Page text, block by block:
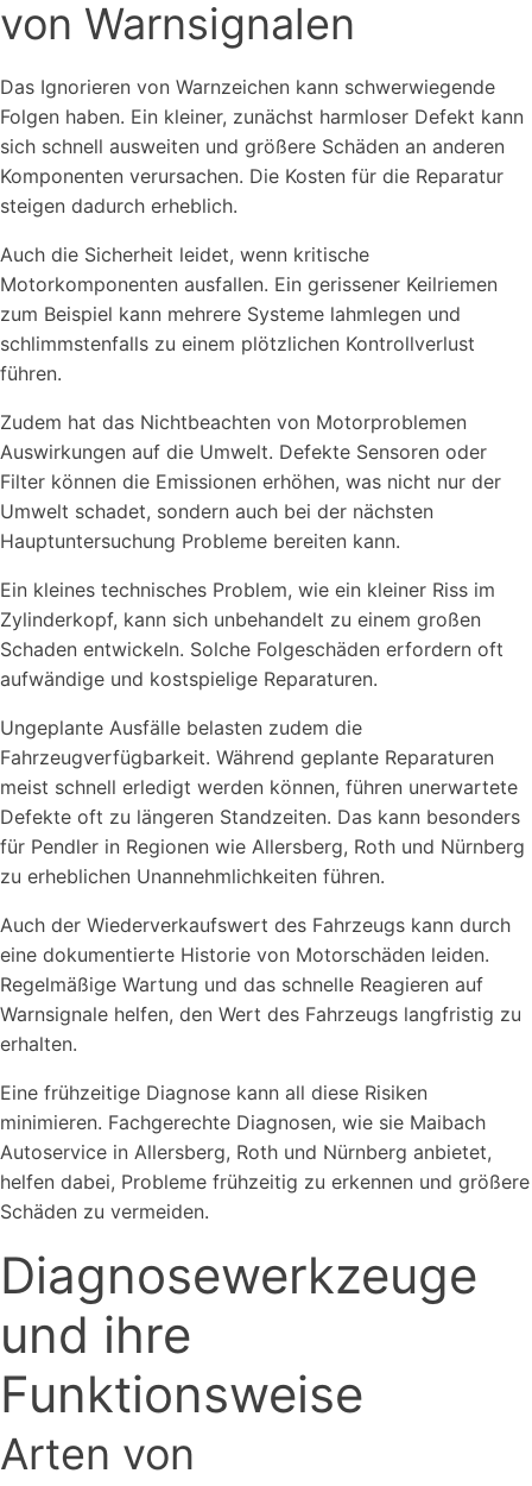
von Warnsignalen
Das Ignorieren von Warnzeichen kann schwerwiegende
Folgen haben. Ein kleiner, zunächst harmloser Defekt kann
sich schnell ausweiten und größere Schäden an anderen
Komponenten verursachen. Die Kosten für die Reparatur
steigen dadurch erheblich.
Auch die Sicherheit leidet, wenn kritische
Motorkomponenten ausfallen. Ein gerissener Keilriemen
zum Beispiel kann mehrere Systeme lahmlegen und
schlimmstenfalls zu einem plötzlichen Kontrollverlust
führen.
Zudem hat das Nichtbeachten von Motorproblemen
Auswirkungen auf die Umwelt. Defekte Sensoren oder
Filter können die Emissionen erhöhen, was nicht nur der
Umwelt schadet, sondern auch bei der nächsten
Hauptuntersuchung Probleme bereiten kann.
Ein kleines technisches Problem, wie ein kleiner Riss im
Zylinderkopf, kann sich unbehandelt zu einem großen
Schaden entwickeln. Solche Folgeschäden erfordern oft
aufwändige und kostspielige Reparaturen.
Ungeplante Ausfälle belasten zudem die
Fahrzeugverfügbarkeit. Während geplante Reparaturen
meist schnell erledigt werden können, führen unerwartete
Defekte oft zu längeren Standzeiten. Das kann besonders
für Pendler in Regionen wie Allersberg, Roth und Nürnberg
zu erheblichen Unannehmlichkeiten führen.
Auch der Wiederverkaufswert des Fahrzeugs kann durch
eine dokumentierte Historie von Motorschäden leiden.
Regelmäßige Wartung und das schnelle Reagieren auf
Warnsignale helfen, den Wert des Fahrzeugs langfristig zu
erhalten.
Eine frühzeitige Diagnose kann all diese Risiken
minimieren. Fachgerechte Diagnosen, wie sie Maibach
Autoservice in Allersberg, Roth und Nürnberg anbietet,
helfen dabei, Probleme frühzeitig zu erkennen und größere
Schäden zu vermeiden.
Diagnosewerkzeuge
und ihre
Funktionsweise
Arten von